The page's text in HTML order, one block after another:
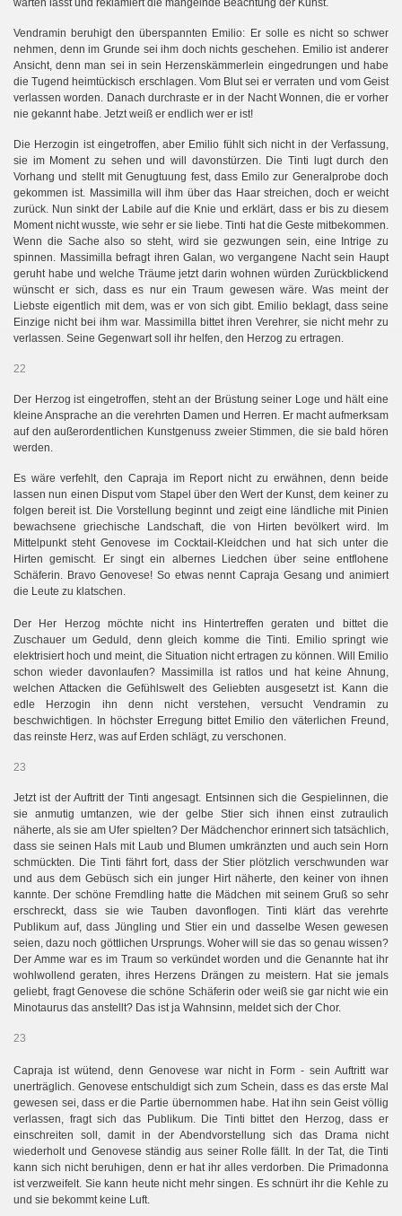
Vendramin beruhigt den überspannten Emilio: Er solle es nicht so schwer
nehmen, denn im Grunde sei ihm doch nichts geschehen. Emilio ist anderer
Ansicht, denn man sei in sein Herzenskämmerlein eingedrungen und habe
die Tugend heimtückisch erschlagen. Vom Blut sei er verraten und vom Geist
verlassen worden. Danach durchraste er in der Nacht Wonnen, die er vorher
nie gekannt habe. Jetzt weiß er endlich wer er ist!
Die Herzogin ist eingetroffen, aber Emilio fühlt sich nicht in der Verfassung,
sie im Moment zu sehen und will davonstürzen. Die Tinti lugt durch den
Vorhang und stellt mit Genugtuung fest, dass Emilo zur Generalprobe doch
gekommen ist. Massimilla will ihm über das Haar streichen, doch er weicht
zurück. Nun sinkt der Labile auf die Knie und erklärt, dass er bis zu diesem
Moment nicht wusste, wie sehr er sie liebe. Tinti hat die Geste mitbekommen.
Wenn die Sache also so steht, wird sie gezwungen sein, eine Intrige zu
spinnen. Massimilla befragt ihren Galan, wo vergangene Nacht sein Haupt
geruht habe und welche Träume jetzt darin wohnen würden Zurückblickend
wünscht er sich, dass es nur ein Traum gewesen wäre. Was meint der
Liebste eigentlich mit dem, was er von sich gibt. Emilio beklagt, dass seine
Einzige nicht bei ihm war. Massimilla bittet ihren Verehrer, sie nicht mehr zu
verlassen. Seine Gegenwart soll ihr helfen, den Herzog zu ertragen.
22
Der Herzog ist eingetroffen, steht an der Brüstung seiner Loge und hält eine
kleine Ansprache an die verehrten Damen und Herren. Er macht aufmerksam
auf den außerordentlichen Kunstgenuss zweier Stimmen, die sie bald hören
werden.
Es wäre verfehlt, den Capraja im Report nicht zu erwähnen, denn beide
lassen nun einen Disput vom Stapel über den Wert der Kunst, dem keiner zu
folgen bereit ist. Die Vorstellung beginnt und zeigt eine ländliche mit Pinien
bewachsene griechische Landschaft, die von Hirten bevölkert wird. Im
Mittelpunkt steht Genovese im Cocktail-Kleidchen und hat sich unter die
Hirten gemischt. Er singt ein albernes Liedchen über seine entflohene
Schäferin. Bravo Genovese! So etwas nennt Capraja Gesang und animiert
die Leute zu klatschen.
Der Her Herzog möchte nicht ins Hintertreffen geraten und bittet die
Zuschauer um Geduld, denn gleich komme die Tinti. Emilio springt wie
elektrisiert hoch und meint, die Situation nicht ertragen zu können. Will Emilio
schon wieder davonlaufen? Massimilla ist ratlos und hat keine Ahnung,
welchen Attacken die Gefühlswelt des Geliebten ausgesetzt ist. Kann die
edle Herzogin ihn denn nicht verstehen, versucht Vendramin zu
beschwichtigen. In höchster Erregung bittet Emilio den väterlichen Freund,
das reinste Herz, was auf Erden schlägt, zu verschonen.
23
Jetzt ist der Auftritt der Tinti angesagt. Entsinnen sich die Gespielinnen, die
sie anmutig umtanzen, wie der gelbe Stier sich ihnen einst zutraulich
näherte, als sie am Ufer spielten? Der Mädchenchor erinnert sich tatsächlich,
dass sie seinen Hals mit Laub und Blumen umkränzten und auch sein Horn
schmückten. Die Tinti fährt fort, dass der Stier plötzlich verschwunden war
und aus dem Gebüsch sich ein junger Hirt näherte, den keiner von ihnen
kannte. Der schöne Fremdling hatte die Mädchen mit seinem Gruß so sehr
erschreckt, dass sie wie Tauben davonflogen. Tinti klärt das verehrte
Publikum auf, dass Jüngling und Stier ein und dasselbe Wesen gewesen
seien, dazu noch göttlichen Ursprungs. Woher will sie das so genau wissen?
Der Amme war es im Traum so verkündet worden und die Genannte hat ihr
wohlwollend geraten, ihres Herzens Drängen zu meistern. Hat sie jemals
geliebt, fragt Genovese die schöne Schäferin oder weiß sie gar nicht wie ein
Minotaurus das anstellt? Das ist ja Wahnsinn, meldet sich der Chor.
23
Capraja ist wütend, denn Genovese war nicht in Form - sein Auftritt war
unerträglich. Genovese entschuldigt sich zum Schein, dass es das erste Mal
gewesen sei, dass er die Partie übernommen habe. Hat ihn sein Geist völlig
verlassen, fragt sich das Publikum. Die Tinti bittet den Herzog, dass er
einschreiten soll, damit in der Abendvorstellung sich das Drama nicht
wiederholt und Genovese ständig aus seiner Rolle fällt. In der Tat, die Tinti
kann sich nicht beruhigen, denn er hat ihr alles verdorben. Die Primadonna
ist verzweifelt. Sie kann heute nicht mehr singen. Es schnürt ihr die Kehle zu
und sie bekommt keine Luft.